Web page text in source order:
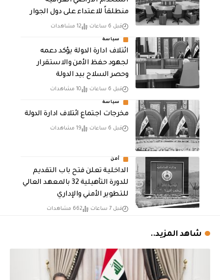
منطلقاً للاعتداء على دول الجوار
قبل 6 ساعات 12 مشاهدات
سياسة
ائتلاف ادارة الدولة يؤكد دعمه
لجهود حفظ الأمن والاستقرار
وحصر السلاح بيد الدولة
قبل 6 ساعات 10 مشاهدات
سياسة
مخرجات اجتماع ائتلاف ادارة الدولة
قبل 6 ساعات 19 مشاهدات
أمن
الداخلية تعلن فتح باب التقديم
للدورة التأهيلية 32 بالمعهد العالي
للتطوير الأمني والإداري
قبل 7 ساعات 662 مشاهدات
شاهد المزيد..